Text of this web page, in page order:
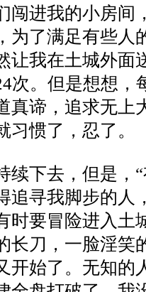
闯进我的小房间
为了满足有些人
让我在土城外面
次。但是想想，
真谛，追求无上
惯了，忍了。
续下去，但是，
追寻我脚步的人
时要冒险进入土
长刀，一脸淫笑
开始了。无知的